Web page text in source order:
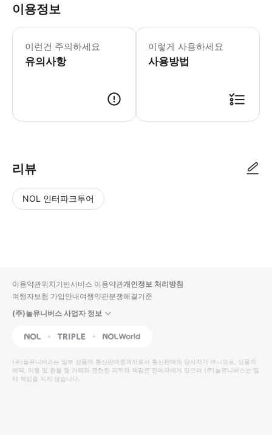
이용정보
이런건 주의하세요
유의사항
* 공항/역으로/에서 수하물 배송의 경
- 수하물 서비스 * 주의사항: 러그에
- 추가정보 * 여권, 항공권 예약 확인
- 예약확정 * 예약 후 24시간 이내에
이렇게 사용하세요
사용방법
리뷰
NOL 인터파크투어
입니
다.
높
은
순
동
영
상
순
상
이용약관위치기반서비스 이용약관개인정보 처리방침
여행자보험 가입안내여행약관분쟁해결기준
(주)놀유니버스 사업자 정보
NOL Triple Interpark Global
(주)놀유니버스는 일부 상품의 통신판매중개자로서 통신판매의 당사자가 아니므로, 상품의
예약, 이용 및 환불 등 거래와 관련된 의무와 책임은 판매자에게 있으며 (주)놀유니버스는 일
체 책임을 지지 않습니다.